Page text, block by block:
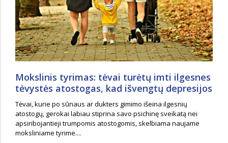
Mokslinis tyrimas: tėvai turėtų imti ilgesnes
tėvystės atostogas, kad išvengtų depresijos
Tėvai, kurie po sūnaus ar dukters gimimo išeina ilgesnių
atostogų, gerokai labiau stiprina savo psichinę sveikatą nei
apsiribojantieji trumpomis atostogomis, skelbiama naujame
moksliniame tyrime....